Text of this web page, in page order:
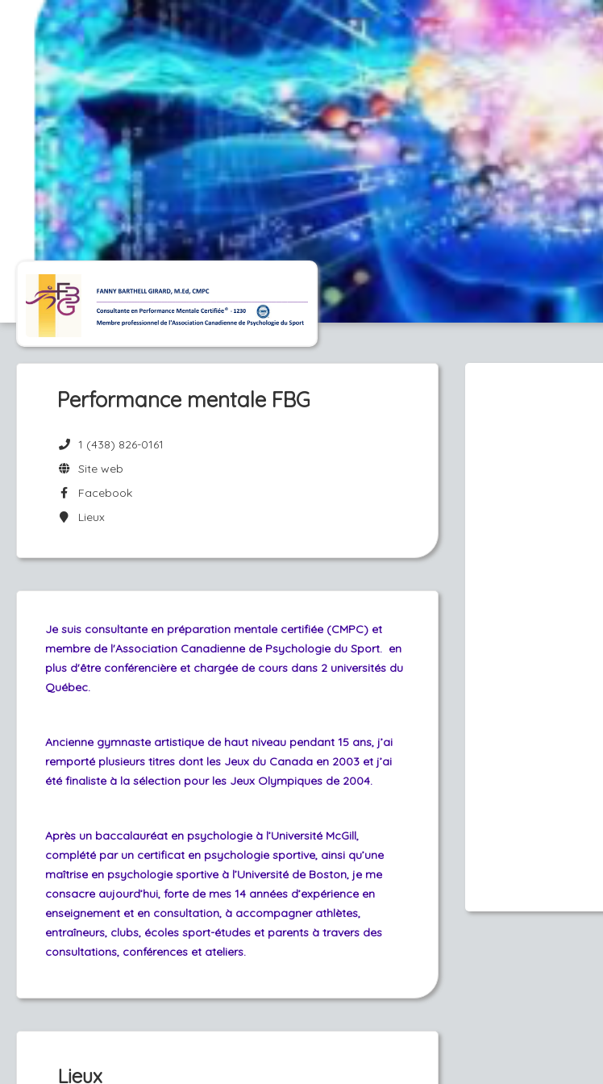
Performance mentale FBG
1 (438) 826-0161
Site web
Facebook
Lieux
Je suis consultante en préparation mentale certifiée (CMPC) et
membre de l'Association Canadienne de Psychologie du Sport. en
plus d'être conférencière et chargée de cours dans 2 universités du
Québec.
Ancienne gymnaste artistique de haut niveau pendant 15 ans, j’ai
remporté plusieurs titres dont les Jeux du Canada en 2003 et j’ai
été finaliste à la sélection pour les Jeux Olympiques de 2004.
Après un baccalauréat en psychologie à l’Université McGill,
complété par un certificat en psychologie sportive, ainsi qu’une
maîtrise en psychologie sportive à l’Université de Boston, je me
consacre aujourd’hui, forte de mes 14 années d’expérience en
enseignement et en consultation, à accompagner athlètes,
entraîneurs, clubs, écoles sport-études et parents à travers des
consultations, conférences et ateliers.
Lieux